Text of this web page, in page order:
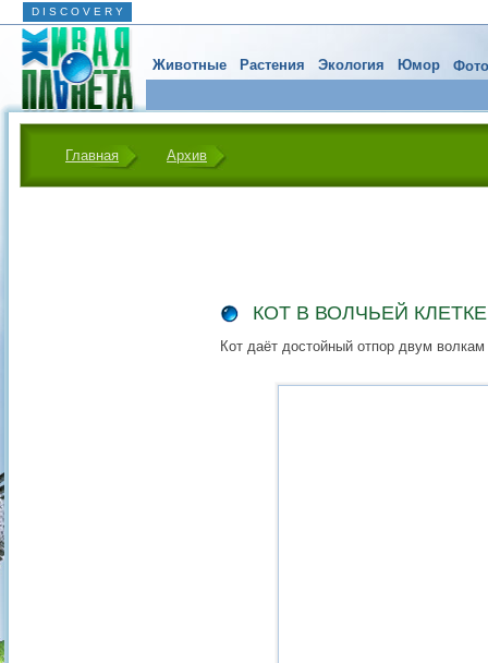
D I S C O V E R Y
Животные Растения Экология Юмор
Главная Архив
КОТ В ВОЛЧЬЕЙ КЛЕТКЕ
Кот даёт достойный отпор двум